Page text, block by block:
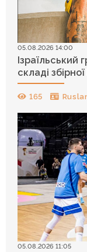
05.08.2026 14:00
Ізраїльський
складі
165
05.08.2026 11:05